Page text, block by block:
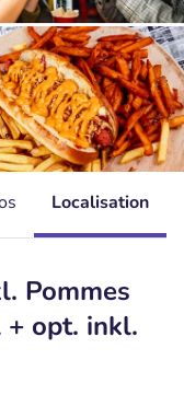
Localisation
Pommes
+ opt. inkl.